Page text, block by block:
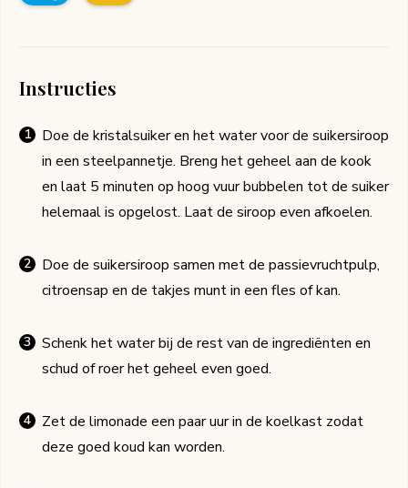
Instructies
Doe de kristalsuiker en het water voor de suikersiroop
in een steelpannetje. Breng het geheel aan de kook
en laat 5 minuten op hoog vuur bubbelen tot de suiker
helemaal is opgelost. Laat de siroop even afkoelen.
Doe de suikersiroop samen met de passievruchtpulp,
citroensap en de takjes munt in een fles of kan.
Schenk het water bij de rest van de ingrediënten en
schud of roer het geheel even goed.
Zet de limonade een paar uur in de koelkast zodat
deze goed koud kan worden.